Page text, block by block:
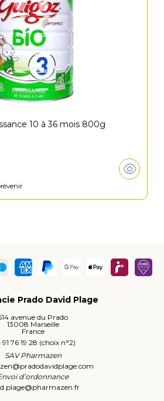
10 à 36 mois 800g
Prado David Plage
avenue du Prado
13008 Marseille
France
76 19 28 (choix n°2)
SAV Pharmazen
@pradodavidplage.com
d’ordonnance
@pharmazen.fr